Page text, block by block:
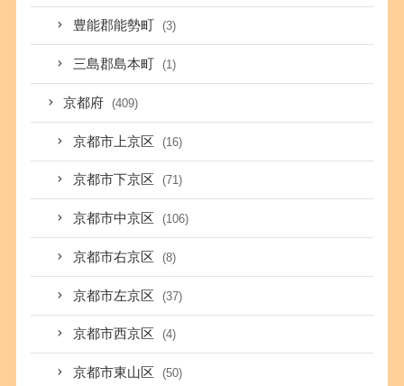
豊能郡能勢町 (3)
三島郡島本町 (1)
京都府 (409)
京都市上京区 (16)
京都市下京区 (71)
京都市中京区 (106)
京都市右京区 (8)
京都市左京区 (37)
京都市西京区 (4)
京都市東山区 (50)